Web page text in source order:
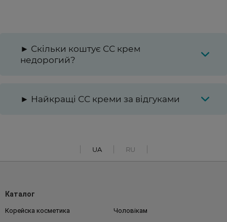
► Скільки коштує СС крем
недорогий?
► Найкращі СС креми за відгуками
UA RU
Каталог
Корейска косметика Чоловікам